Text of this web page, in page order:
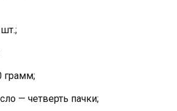
грамм;
— четверть пачки;